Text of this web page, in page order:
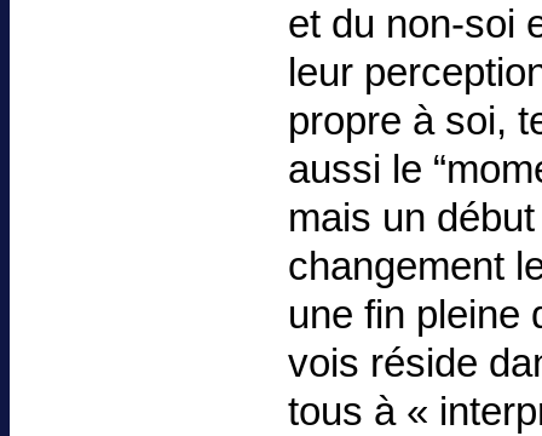
et du non-soi
leur
propre à soi,
aussi le
mais un
changement
une fin pleine
vois réside
tous à «